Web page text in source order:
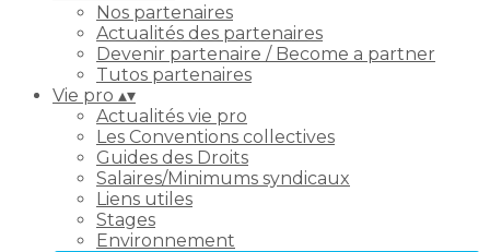
Nos partenaires
Actualités des partenaires
Devenir partenaire / Become a partner
Tutos partenaires
Vie pro ▴▾
Actualités vie pro
Les Conventions collectives
Guides des Droits
Salaires/Minimums syndicaux
Liens utiles
Stages
Environnement